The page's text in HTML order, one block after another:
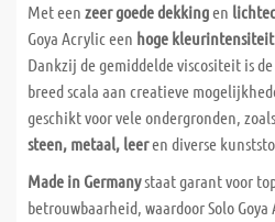
Met een zeer goede dekkingen
Goya Acrylic een hoge kleurintensiteit
Dankzij de gemiddelde viscositeit is
breed scala aan creatieve
geschikt voor vele ondergronden, zoals
steen, metaal, leeren diverse
Made in Germanystaat garant voor
betrouwbaarheid, waardoor Solo